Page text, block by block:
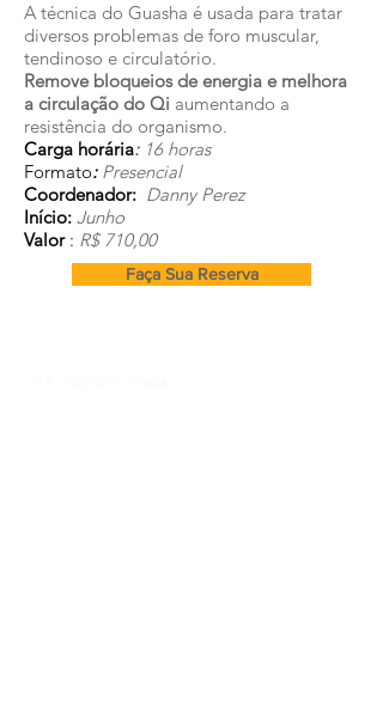
A técnica do Guasha é usada para tratar
diversos problemas de foro muscular,
tendinoso e circulatório.
Remove bloqueios de energia e melhora
a circulação do Qi aumentando a
resistência do organismo.
Carga horária: 16 horas
Formato: Presencial
Coordenador: Danny Perez
Início: Junho
Valor : R$ 710,00
Faça Sua Reserva